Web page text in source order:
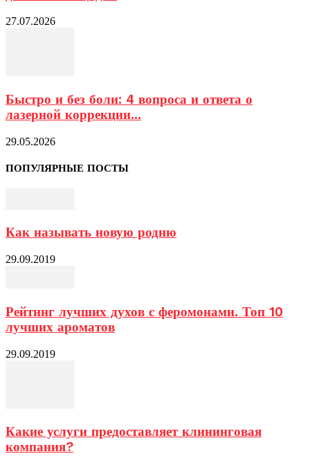
27.07.2026
Быстро и без боли: 4 вопроса и ответа о
лазерной коррекции...
29.05.2026
ПОПУЛЯРНЫЕ ПОСТЫ
Как называть новую родню
29.09.2019
Рейтинг лучших духов с феромонами. Топ 10
лучших ароматов
29.09.2019
Какие услуги предоставляет клининговая
компания?